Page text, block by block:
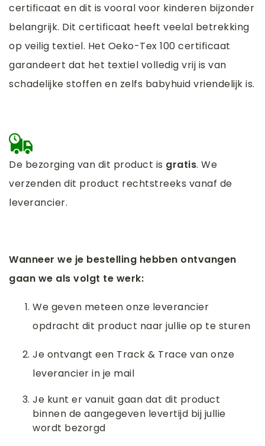
certificaat en dit is vooral voor kinderen bijzonder
belangrijk. Dit certificaat heeft veelal betrekking
op veilig textiel. Het Oeko-Tex 100 certificaat
garandeert dat het textiel volledig vrij is van
schadelijke stoffen en zelfs babyhuid vriendelijk is.
De bezorging van dit product is gratis. We
verzenden dit product rechtstreeks vanaf de
leverancier.
Wanneer we je bestelling hebben ontvangen
gaan we als volgt te werk:
We geven meteen onze leverancier
opdracht dit product naar jullie op te sturen
Je ontvangt een Track & Trace van onze
leverancier in je mail
Je kunt er vanuit gaan dat dit product
binnen de aangegeven levertijd bij jullie
wordt bezorgd